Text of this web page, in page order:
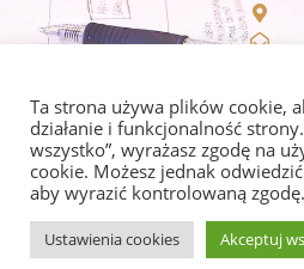
Kontakt
© COPYRIGHT 2013-2026, REDAGOWANIE-PRAC.PL.
Ta strona używa plików cookie,
działanie i funkcjonalność
wszystko”, wyrażasz zgodę na
cookie. Możesz jednak
aby wyrazić kontrolowaną zgodę.
Ustawienia cookies Akceptuj